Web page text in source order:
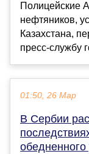
Полицейские
нефтяников,
Казахстана,
пресс-службу
01:50, 26 Мар
В Сербии
обедненного